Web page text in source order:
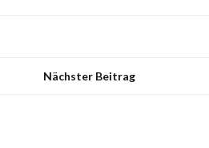
Nächster Beitrag